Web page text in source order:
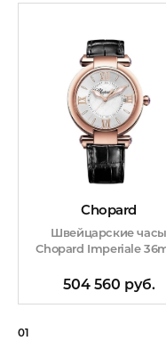
Chopard
Швейцарские часы
Chopard Imperiale
504 560 руб.
01